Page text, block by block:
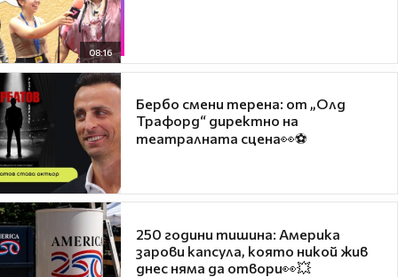
08:16
Бербо смени терена: от „Олд
Трафорд“ директно на
театралната сцена👀⚽
250 години тишина: Америка
зарови капсула, която никой жив
днес няма да отвори👀💥